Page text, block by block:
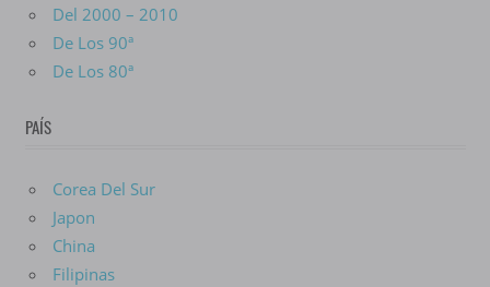
Del 2000 – 2010
De Los 90ª
De Los 80ª
PAÍS
Corea Del Sur
Japon
China
Filipinas